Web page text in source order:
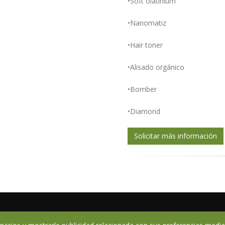
•Nanomatiz
•Hair toner
•Alisado orgánico
•Bomber
•Diamond
Solicitar más información